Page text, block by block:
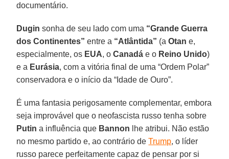
documentário.
Dugin sonha de seu lado com uma “Grande Guerra
dos Continentes” entre a “Atlântida” (aOtan e,
especialmente, os EUA, oCanadá e o Reino Unido)
e a Eurásia, com a vitória final de uma “Ordem Polar”
conservadora e o início da “Idade de Ouro”.
É uma fantasia perigosamente complementar, embora
seja improvável que o neofascista russo tenha sobre
Putin a influência que Bannon lhe atribui. Não estão
no mesmo partido e, ao contrário deTrump, o líder
russo parece perfeitamente capaz de pensar por si